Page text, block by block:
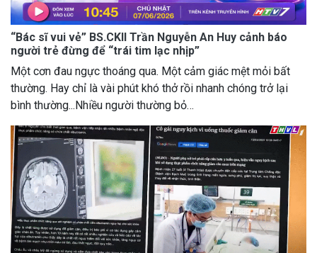
“Bác sĩ vui vẻ” BS.CKII Trần Nguyễn An Huy cảnh báo
người trẻ đừng để “trái tim lạc nhịp”
Một cơn đau ngực thoáng qua. Một cảm giác mệt mỏi bất
thường. Hay chỉ là vài phút khó thở rồi nhanh chóng trở lại
bình thường...Nhiều người thường bỏ…